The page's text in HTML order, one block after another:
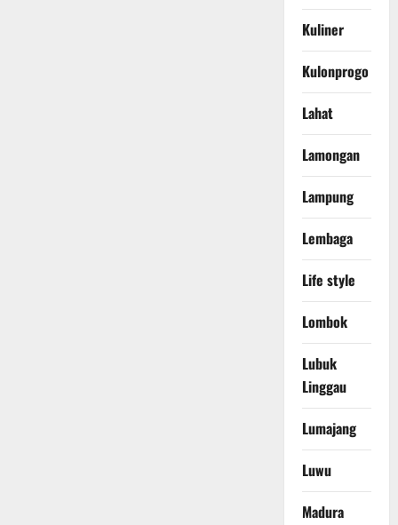
Kuliner
Kulonprogo
Lahat
Lamongan
Lampung
Lembaga
Life style
Lombok
Lubuk
Linggau
Lumajang
Luwu
Madura